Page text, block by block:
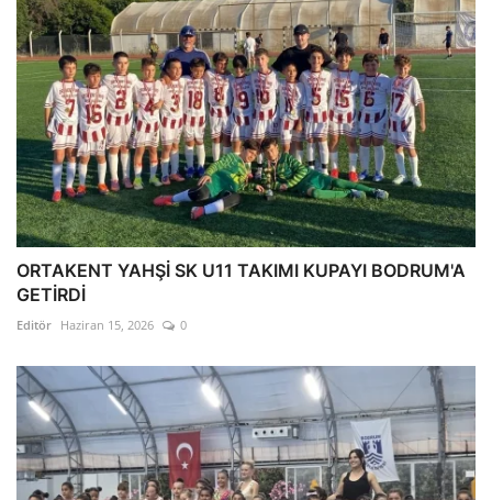
ORTAKENT YAHŞİ SK U11 TAKIMI KUPAYI BODRUM'A
GETİRDİ
Editör Haziran 15, 2026 0